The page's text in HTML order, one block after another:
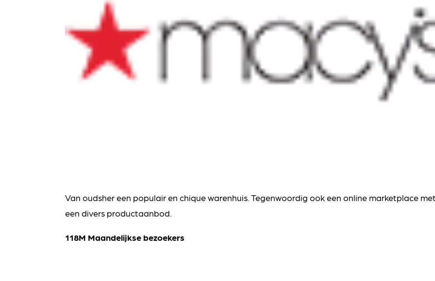
Van oudsher een populair en chique warenhuis. Tegenwoordig ook een online marketplace
een divers productaanbod.
118M Maandelijkse bezoekers